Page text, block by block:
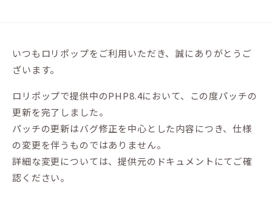
いつもロリポップをご利用いただき、誠にありがとうご
ざいます。
ロリポップで提供中のPHP8.4において、この度パッチの
更新を完了しました。
パッチの更新はバグ修正を中心とした内容につき、仕様
の変更を伴うものではありません。
詳細な変更については、提供元のドキュメントにてご確
認ください。